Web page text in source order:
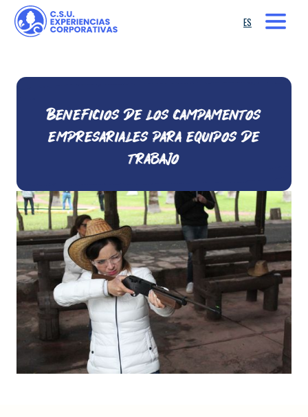
ES
Beneficios de los campamentos
empresariales para equipos de
trabajo